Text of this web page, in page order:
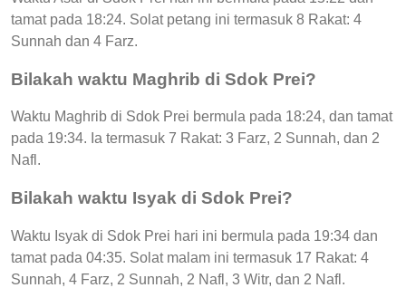
tamat pada 18:24. Solat petang ini termasuk 8 Rakat: 4
Sunnah dan 4 Farz.
Bilakah waktu Maghrib di Sdok Prei?
Waktu Maghrib di Sdok Prei bermula pada 18:24, dan tamat
pada 19:34. Ia termasuk 7 Rakat: 3 Farz, 2 Sunnah, dan 2
Nafl.
Bilakah waktu Isyak di Sdok Prei?
Waktu Isyak di Sdok Prei hari ini bermula pada 19:34 dan
tamat pada 04:35. Solat malam ini termasuk 17 Rakat: 4
Sunnah, 4 Farz, 2 Sunnah, 2 Nafl, 3 Witr, dan 2 Nafl.